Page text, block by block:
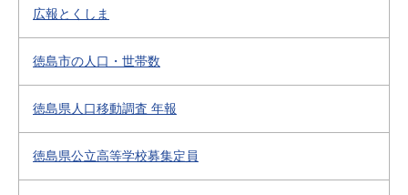
広報とくしま
徳島市の人口・世帯数
徳島県人口移動調査 年報
徳島県公立高等学校募集定員